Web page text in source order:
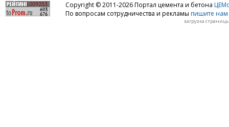
Copyright © 2011-2026 Портал цемента и бетона
По вопросам сотрудничества и рекламы пишите нам
загрузка